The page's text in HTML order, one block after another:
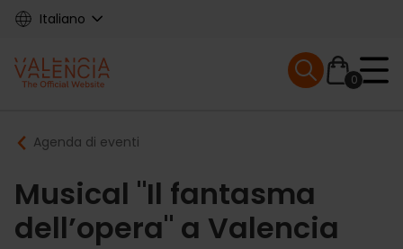
Skip
content
Italiano
Main
navigation
0
Mobile menu
Breadcrumb
Agenda di eventi
Musical "Il fantasma
dell’opera" a Valencia